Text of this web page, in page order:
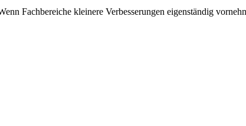
Fachbereiche kleinere Verbesserungen eigenständig